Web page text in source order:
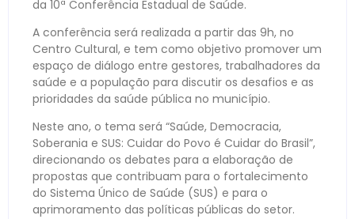
da 10ª Conferência Estadual de Saúde.
A conferência será realizada a partir das 9h, no
Centro Cultural, e tem como objetivo promover um
espaço de diálogo entre gestores, trabalhadores da
saúde e a população para discutir os desafios e as
prioridades da saúde pública no município.
Neste ano, o tema será “Saúde, Democracia,
Soberania e SUS: Cuidar do Povo é Cuidar do Brasil”,
direcionando os debates para a elaboração de
propostas que contribuam para o fortalecimento
do Sistema Único de Saúde (SUS) e para o
aprimoramento das políticas públicas do setor.